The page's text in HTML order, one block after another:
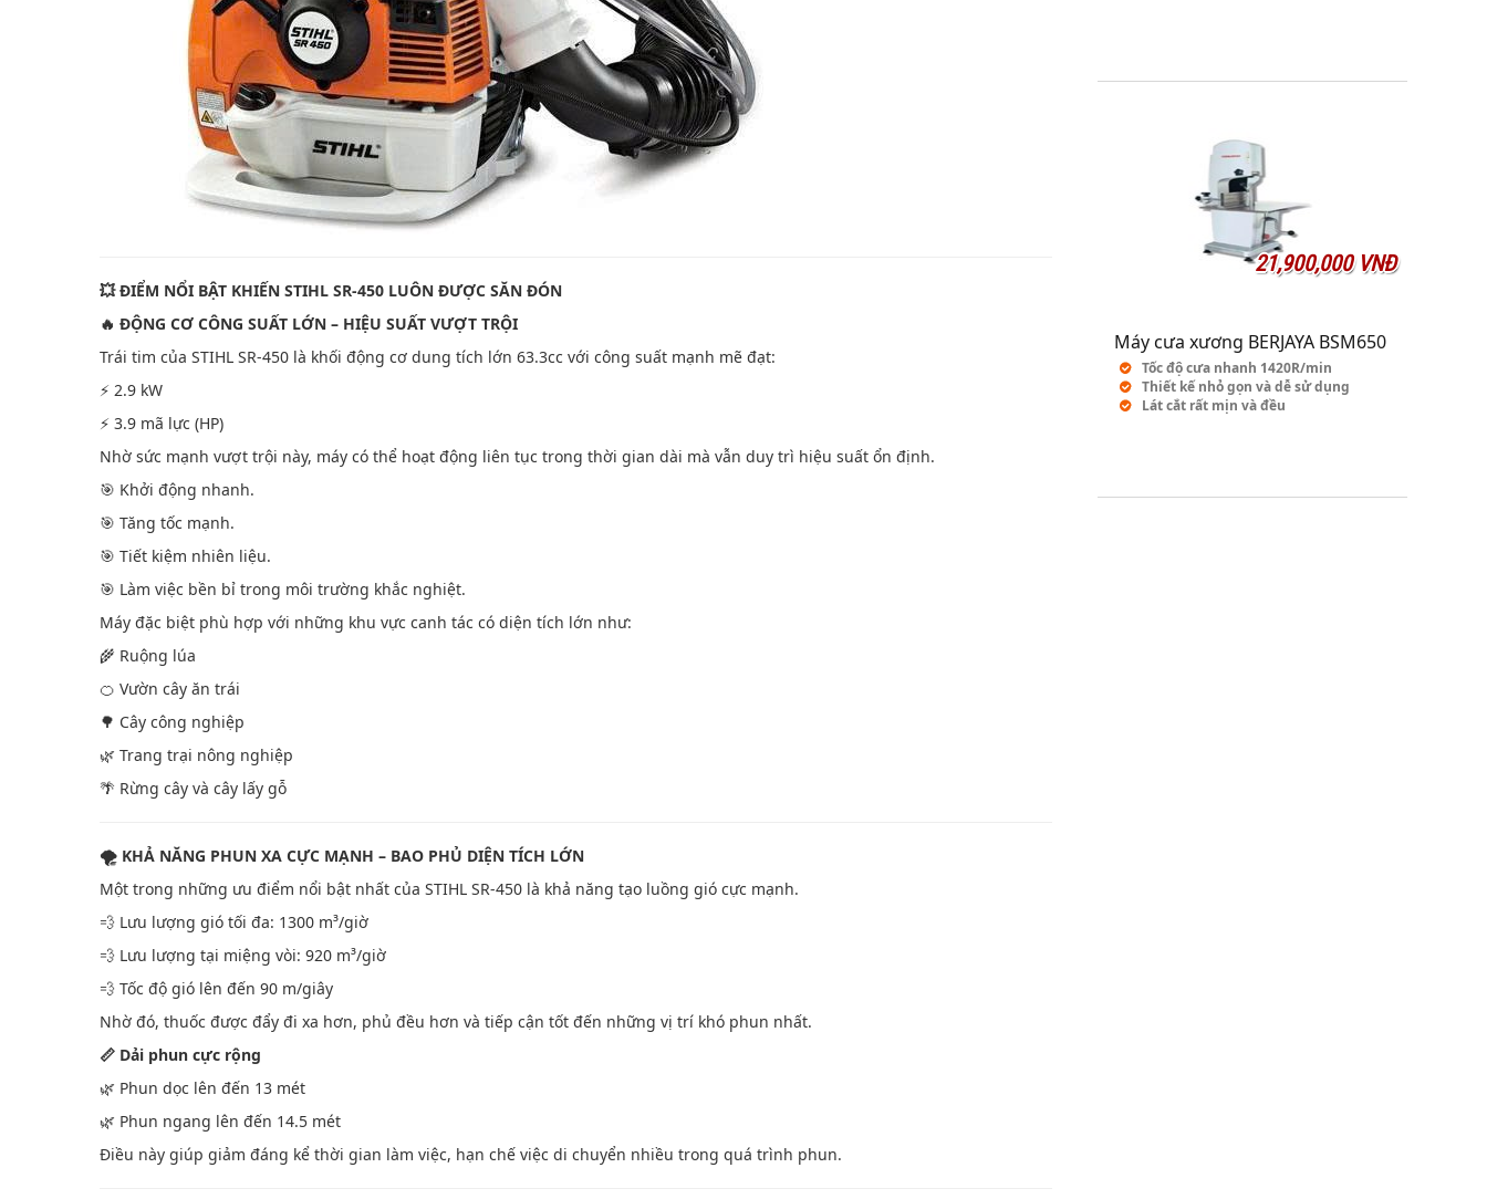
21,900,000 VNĐ
Máy cưa xương BERJAYA BSM650
Tốc độ cưa nhanh 1420R/min
Thiết kế nhỏ gọn và dễ sử dụng
Lát cắt rất mịn và đều
💥 ĐIỂM NỔI BẬT KHIẾN STIHL SR-450 LUÔN ĐƯỢC SĂN ĐÓN
🔥 ĐỘNG CƠ CÔNG SUẤT LỚN – HIỆU SUẤT VƯỢT TRỘI
Trái tim của STIHL SR-450 là khối động cơ dung tích lớn 63.3cc với công suất mạnh mẽ đạt:
⚡ 2.9 kW
⚡ 3.9 mã lực (HP)
Nhờ sức mạnh vượt trội này, máy có thể hoạt động liên tục trong thời gian dài mà vẫn duy trì hiệu suất ổn định.
🎯 Khởi động nhanh.
🎯 Tăng tốc mạnh.
🎯 Tiết kiệm nhiên liệu.
🎯 Làm việc bền bỉ trong môi trường khắc nghiệt.
Máy đặc biệt phù hợp với những khu vực canh tác có diện tích lớn như:
🌾 Ruộng lúa
🍊 Vườn cây ăn trái
🌳 Cây công nghiệp
🌿 Trang trại nông nghiệp
🌴 Rừng cây và cây lấy gỗ
🌪️ KHẢ NĂNG PHUN XA CỰC MẠNH – BAO PHỦ DIỆN TÍCH LỚN
Một trong những ưu điểm nổi bật nhất của STIHL SR-450 là khả năng tạo luồng gió cực mạnh.
💨 Lưu lượng gió tối đa: 1300 m³/giờ
💨 Lưu lượng tại miệng vòi: 920 m³/giờ
💨 Tốc độ gió lên đến 90 m/giây
Nhờ đó, thuốc được đẩy đi xa hơn, phủ đều hơn và tiếp cận tốt đến những vị trí khó phun nhất.
📏 Dải phun cực rộng
🌿 Phun dọc lên đến 13 mét
🌿 Phun ngang lên đến 14.5 mét
Điều này giúp giảm đáng kể thời gian làm việc, hạn chế việc di chuyển nhiều trong quá trình phun.